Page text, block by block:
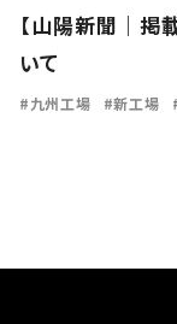
【山陽新聞｜掲
いて
九州工場 新工場